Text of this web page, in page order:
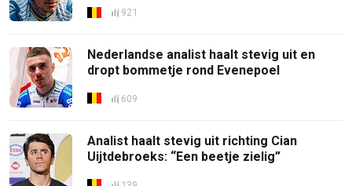
921
Nederlandse analist haalt stevig uit en
dropt bommetje rond Evenepoel
609
Analist haalt stevig uit richting Cian
Uijtdebroeks: “Een beetje zielig”